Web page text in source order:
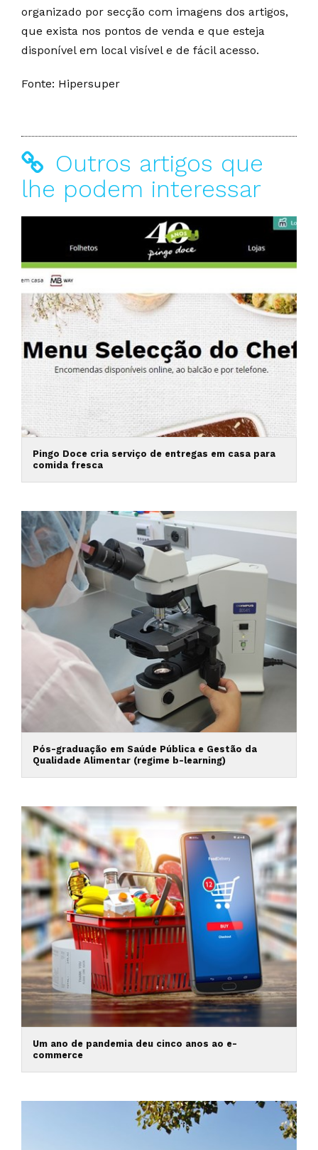
organizado por secção com imagens dos artigos,
que exista nos pontos de venda e que esteja
disponível em local visível e de fácil acesso.
Fonte: Hipersuper
Outros artigos que
lhe podem interessar
Pingo Doce cria serviço de entregas em casa para
comida fresca
Pós-graduação em Saúde Pública e Gestão da
Qualidade Alimentar (regime b-learning)
Um ano de pandemia deu cinco anos ao e-
commerce